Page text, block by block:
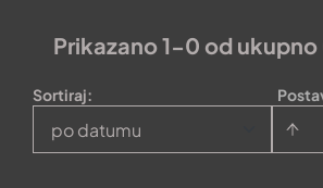
Prikazano 1-0 od
Sortiraj:
po datumu